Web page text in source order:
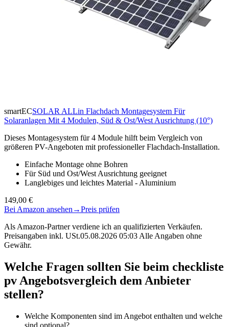
smartECSOLAR ALLin Flachdach Montagesystem Für
Solaranlagen Mit 4 Modulen, Süd & Ost/West Ausrichtung (10°)
Dieses Montagesystem für 4 Module hilft beim Vergleich von
größeren PV-Angeboten mit professioneller Flachdach-Installation.
Einfache Montage ohne Bohren
Für Süd und Ost/West Ausrichtung geeignet
Langlebiges und leichtes Material - Aluminium
149,00 €
Bei Amazon ansehen →Preis prüfen
Als Amazon-Partner verdiene ich an qualifizierten Verkäufen.
Preisangaben inkl. USt.05.08.2026 05:03 Alle Angaben ohne
Gewähr.
Welche Fragen sollten Sie beim checkliste
pv Angebotsvergleich dem Anbieter
stellen?
Welche Komponenten sind im Angebot enthalten und welche